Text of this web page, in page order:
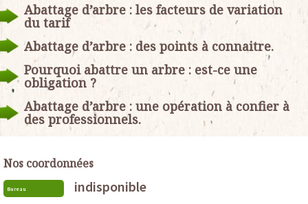
Abattage d’arbre : les facteurs de variation
du tarif
Abattage d’arbre : des points à connaitre.
Pourquoi abattre un arbre : est-ce une
obligation ?
Abattage d’arbre : une opération à confier à
des professionnels.
Nos coordonnées
Bureau indisponible